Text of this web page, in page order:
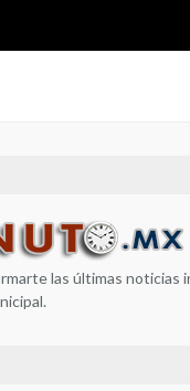
las últimas noticias